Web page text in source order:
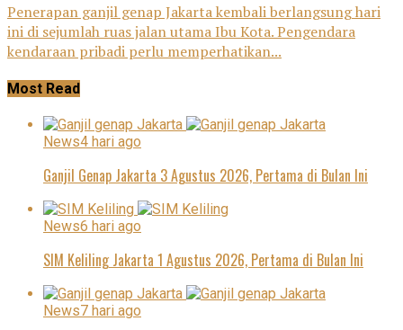
Penerapan ganjil genap Jakarta kembali berlangsung hari
ini di sejumlah ruas jalan utama Ibu Kota. Pengendara
kendaraan pribadi perlu memperhatikan...
Most Read
News4 hari ago
Ganjil Genap Jakarta 3 Agustus 2026, Pertama di Bulan Ini
News6 hari ago
SIM Keliling Jakarta 1 Agustus 2026, Pertama di Bulan Ini
News7 hari ago